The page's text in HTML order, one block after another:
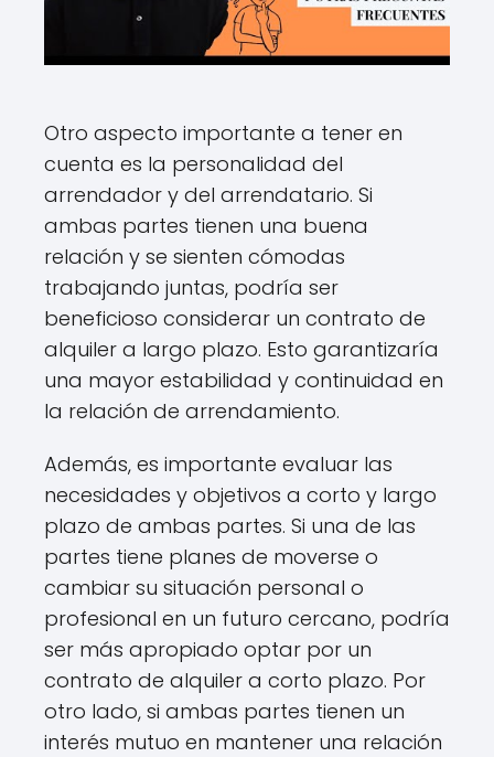
Otro aspecto importante a tener en
cuenta es la personalidad del
arrendador y del arrendatario. Si
ambas partes tienen una buena
relación y se sienten cómodas
trabajando juntas, podría ser
beneficioso considerar un contrato de
alquiler a largo plazo. Esto garantizaría
una mayor estabilidad y continuidad en
la relación de arrendamiento.
Además, es importante evaluar las
necesidades y objetivos a corto y largo
plazo de ambas partes. Si una de las
partes tiene planes de moverse o
cambiar su situación personal o
profesional en un futuro cercano, podría
ser más apropiado optar por un
contrato de alquiler a corto plazo. Por
otro lado, si ambas partes tienen un
interés mutuo en mantener una relación